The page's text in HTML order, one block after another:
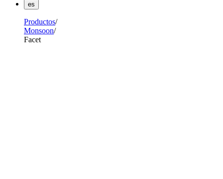
es
Productos
Monsoon
Facet